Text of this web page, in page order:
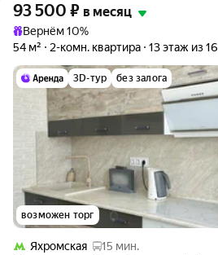
93 500 ₽ в месяц
Вернём 10%
54 м²
2-комн. квартира 13 этаж из 16
3D-тур без залога
возможен торг
Яхромская
15 мин.